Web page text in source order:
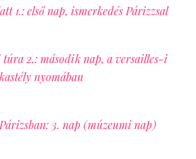
1.: első nap, ismerkedés Párizzsal
túra 2.: második nap, a versailles-i
kastély nyomában
3. nap (múzeumi nap)